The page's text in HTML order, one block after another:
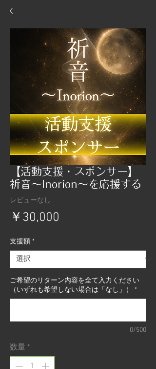
【活動支援・スポンサー】
祈音〜Inorion〜を応援する
レビューなし
￥30,000
支援額 *
ご希望のリターン内容を全て入力ください
（いずれも希望しない場合は「なし」）
*
0/500
数量 *